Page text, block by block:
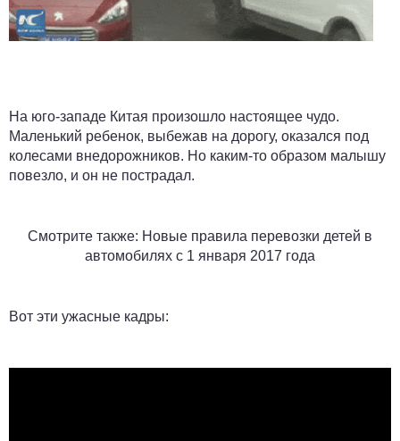
На юго-западе Китая произошло настоящее чудо.
Маленький ребенок, выбежав на дорогу, оказался под
колесами внедорожников. Но каким-то образом малышу
повезло, и он не пострадал.
Смотрите также: Новые правила перевозки детей в
автомобилях с 1 января 2017 года
Вот эти ужасные кадры: